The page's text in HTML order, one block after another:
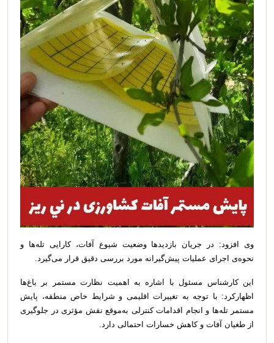
وی افزود: در جریان بازدیدها وضعیت شیوع آفات، کارایی تله‌ها و
نحوه‌ی اجرای عملیات پیش‌گیرانه مورد بررسی دقیق قرار می‌گیرد.
این کارشناس مسئول با اشاره به اهمیت نظارت مستمر بر باغ‌ها
اظهارکرد: با توجه به تغییرات اقلیمی و شرایط خاص منطقه، پایش
مستمر تله‌ها و انجام اقدامات کنترلی به‌موقع نقش مؤثری در جلوگیری
از طغیان آفات و کاهش خسارات احتمالی دارد.